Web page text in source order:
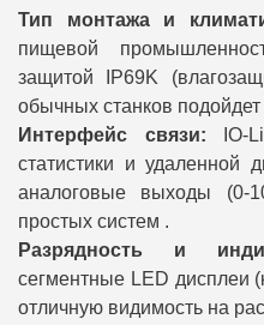
Тип монтажа и
пищевой
защитой IP69K
обычных станков
Интерфейс связи: IO-
статистики и удаленной
аналоговые выходы (0-
простых систем .
Разрядность и
сегментные LED дисплеи
отличную видимость на